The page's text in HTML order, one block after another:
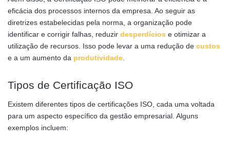
eficácia dos processos internos da empresa. Ao seguir as
diretrizes estabelecidas pela norma, a organização pode
identificar e corrigir falhas, reduzir desperdícios e otimizar a
utilização de recursos. Isso pode levar a uma redução de custos
e a um aumento da produtividade
Tipos de Certificação ISO
Existem diferentes tipos de certificações ISO, cada uma voltada
para um aspecto específico da gestão empresarial. Alguns
exemplos incluem: